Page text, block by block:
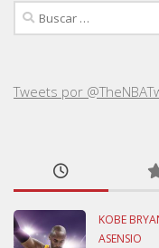
Buscar:
Tweets por
KOBE
ASENSIO